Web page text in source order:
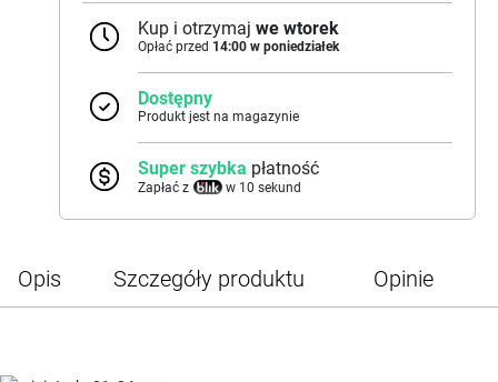
Kup i otrzymaj we wtorek
Opłać przed 14:00 w poniedziałek
Dostępny
Produkt jest na magazynie
Super szybka płatność
Zapłać z w 10 sekund
Opis Szczegóły produktu Opinie